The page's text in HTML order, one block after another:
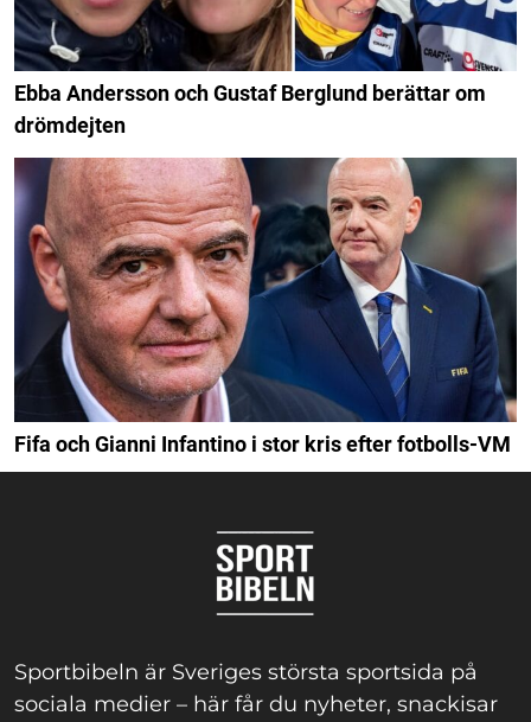
Ebba Andersson och Gustaf Berglund berättar om
drömdejten
Fifa och Gianni Infantino i stor kris efter fotbolls-VM
Sportbibeln är Sveriges största sportsida på
sociala medier – här får du nyheter, snackisar